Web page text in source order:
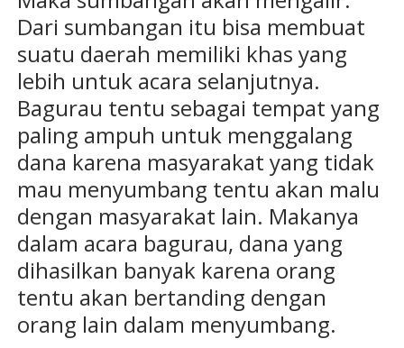
Dari sumbangan itu bisa membuat
suatu daerah memiliki khas yang
lebih untuk acara selanjutnya.
Bagurau tentu sebagai tempat yang
paling ampuh untuk menggalang
dana karena masyarakat yang tidak
mau menyumbang tentu akan malu
dengan masyarakat lain. Makanya
dalam acara bagurau, dana yang
dihasilkan banyak karena orang
tentu akan bertanding dengan
orang lain dalam menyumbang.